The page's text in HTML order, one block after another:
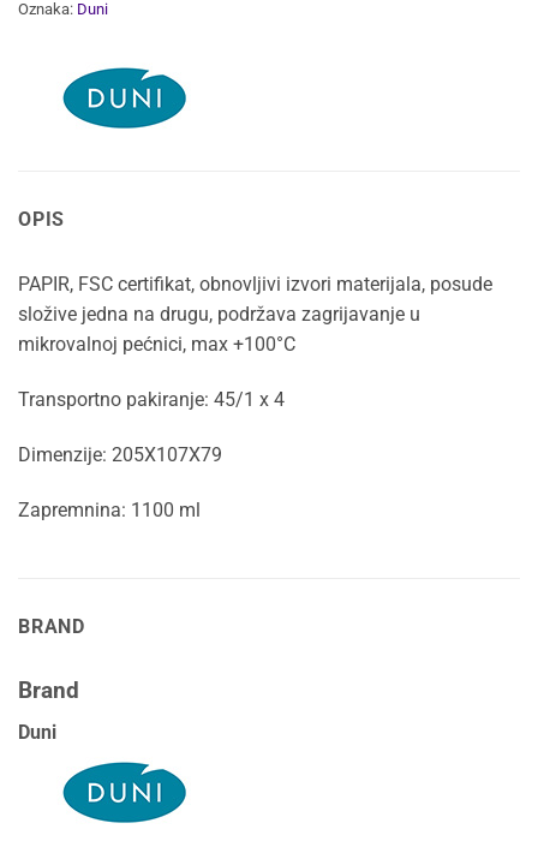
Oznaka: Duni
OPIS
PAPIR, FSC certifikat, obnovljivi izvori materijala, posude
složive jedna na drugu, podržava zagrijavanje u
mikrovalnoj pećnici, max +100°C
Transportno pakiranje: 45/1 x 4
Dimenzije: 205X107X79
Zapremnina: 1100 ml
BRAND
Brand
Duni